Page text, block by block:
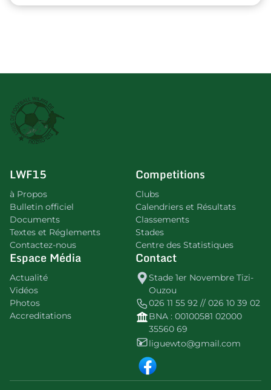
LWF15
à Propos
Bulletin officiel
Documents
Textes et Réglements
Contactez-nous
Competitions
Clubs
Calendriers et Résultats
Classements
Stades
Centre des Statistiques
Espace Média
Actualité
Vidéos
Photos
Accreditations
Contact
Stade 1er Novembre Tizi-
Ouzou
026 11 55 92 // 026 10 39 02
BNA : 00100581 02000
35560 69
liguewto@gmail.com